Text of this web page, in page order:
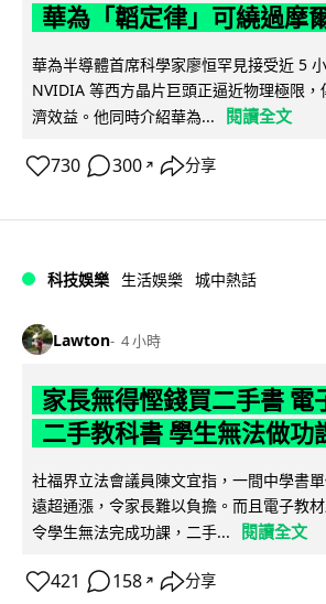
華為「韜定律」可繞過摩
華為半導體首席科學家廖恒罕見接受近 5
NVIDIA 等西方晶片巨頭正逼近物理極限
濟效益。他同時介紹華為...
閱讀全文
730 300 ↗ 分享
科技娛樂 生活娛樂 城中熱話
Lawton 4 小時
家長無得慳錢買二手書 電
二手教科書 學生無法做功
社福界立法會議員陳文宜指，一間中學書
遠超通漲，令家長難以負擔。而且電子教
令學生無法完成功課，二手...
閱讀全文
421 158 ↗ 分享